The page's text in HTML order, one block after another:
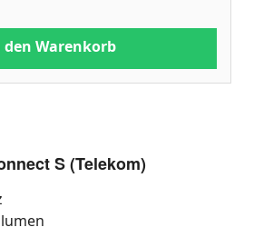
den Warenkorb
S (Telekom)